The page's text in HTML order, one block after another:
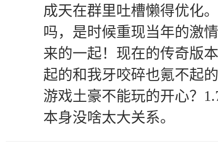
成天在群里吐槽懒得优化
吗，是时候重现当年的激
来的一起！现在的传奇版
起的和我牙咬碎也氪不起
游戏土豪不能玩的开心？
本身没啥太大关系。